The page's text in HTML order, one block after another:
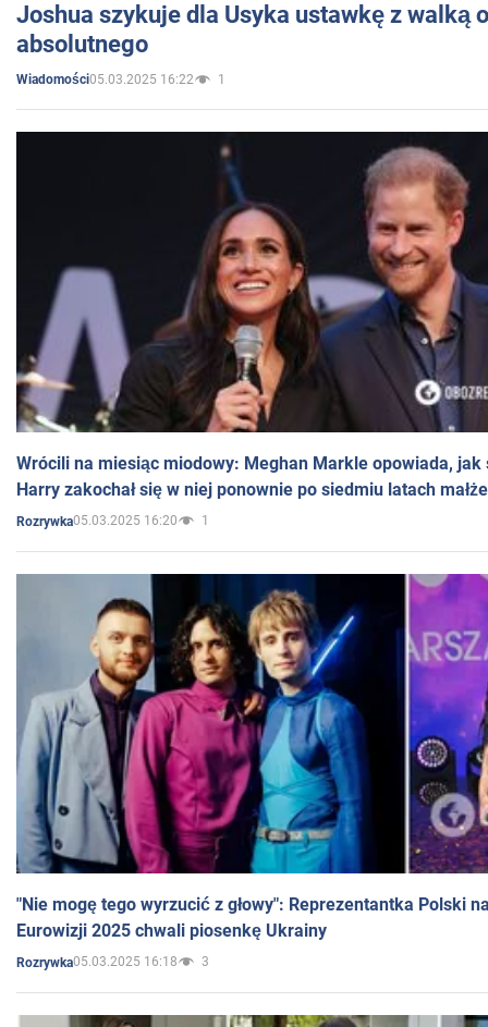
Joshua szykuje dla Usyka ustawkę z walką
absolutnego
Wiadomości05.03.2025 16:22 1
Wrócili na miesiąc miodowy: Meghan Markle opowiada, jak
Harry zakochał się w niej ponownie po siedmiu latach
Rozrywka05.03.2025 16:20 1
"Nie mogę tego wyrzucić z głowy": Reprezentantka Polski
Eurowizji 2025 chwali piosenkę Ukrainy
Rozrywka05.03.2025 16:18 3